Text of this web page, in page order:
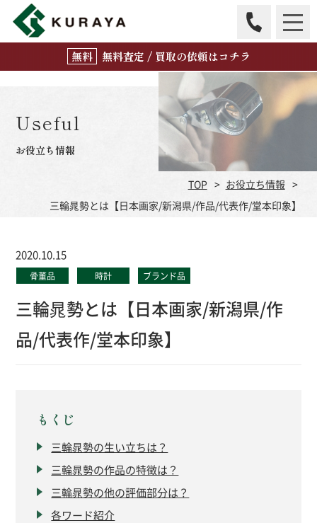
無料査定 / 買取の依頼はコチラ
Useful
お役立ち情報
TOP
お役立ち情報
三輪晁勢とは【日本画家/新潟県/作品/代表作/堂本印象】
2020.10.15
骨董品 時計 ブランド品
三輪晁勢とは【日本画家/新潟県/作
品/代表作/堂本印象】
もくじ
三輪晁勢の生い立ちは？
三輪晁勢の作品の特徴は？
三輪晁勢の他の評価部分は？
各ワード紹介